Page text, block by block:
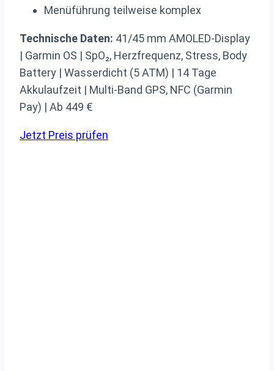
Menüführung teilweise komplex
Technische Daten: 41/45 mm AMOLED-Display
| Garmin OS | SpO₂, Herzfrequenz, Stress, Body
Battery | Wasserdicht (5 ATM) | 14 Tage
Akkulaufzeit | Multi-Band GPS, NFC (Garmin
Pay) | Ab 449 €
Jetzt Preis prüfen